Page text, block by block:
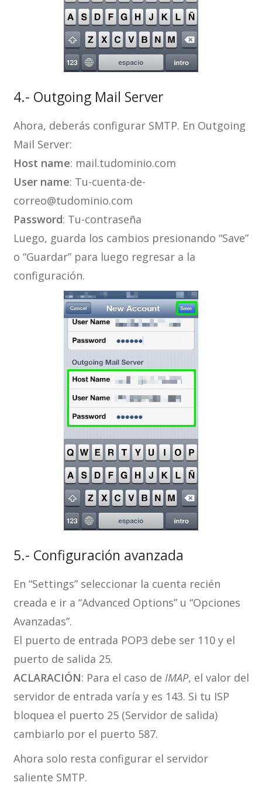
4.- Outgoing Mail Server
Ahora, deberás configurar SMTP. En Outgoing
Mail Server:
Host name: mail.tudominio.com
User name: Tu-cuenta-de-
correo@tudominio.com
Password: Tu-contraseña
Luego, guarda los cambios presionando “Save”
o “Guardar” para luego regresar a la
configuración.
5.- Configuración avanzada
En “Settings” seleccionar la cuenta recién
creada e ir a “Advanced Options” u “Opciones
Avanzadas”.
El puerto de entrada POP3 debe ser 110 y el
puerto de salida 25.
ACLARACIÓN: Para el caso de IMAP, el valor del
servidor de entrada varía y es 143. Si tu ISP
bloquea el puerto 25 (Servidor de salida)
cambiarlo por el puerto 587.
Ahora solo resta configurar el servidor
saliente SMTP.